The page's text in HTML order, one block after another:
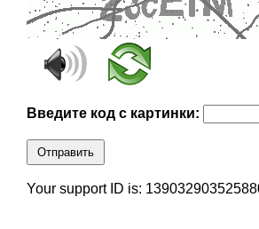
Введите код с картинки:
Отправить
Your support ID is: